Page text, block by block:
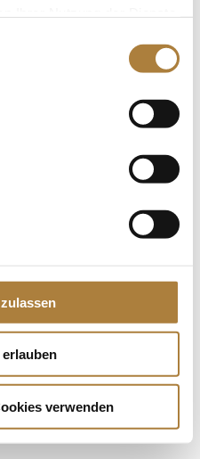
verwenden
Pferdesport. Ein
wird U25-